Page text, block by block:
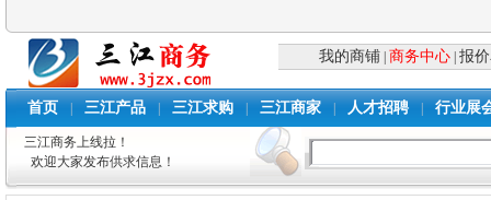
我的商铺 商务中心 |报
首页 三江产品 三江求购 三江商家 人才招聘 行业展
三江商务上线拉！
欢迎大家发布供求信息！